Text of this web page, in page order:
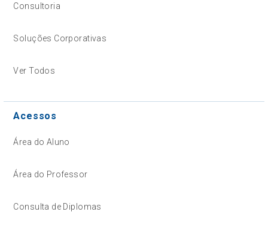
Consultoria
Soluções Corporativas
Ver Todos
Acessos
Área do Aluno
Área do Professor
Consulta de Diplomas